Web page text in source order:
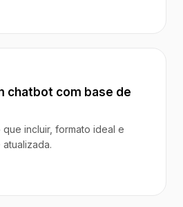
chatbot com base de
incluir, formato ideal e